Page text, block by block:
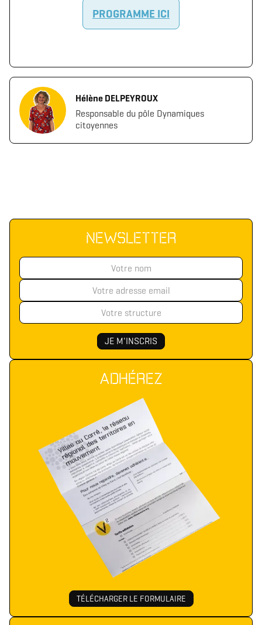
Télécharger le dossier d'identité complet
(format .zip)
PROGRAMME ICI
Hélène DELPEYROUX
Responsable du pôle Dynamiques
citoyennes
NEWSLETTER
ADHÉREZ
TÉLÉCHARGER LE FORMULAIRE